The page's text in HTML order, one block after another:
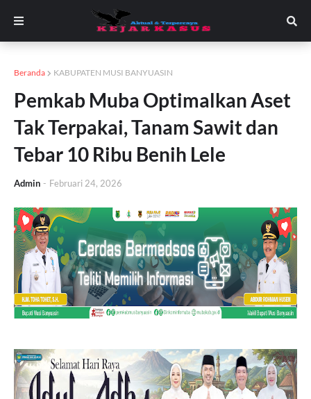
Beranda KABUPATEN MUSI BANYUASIN
Pemkab Muba Optimalkan Aset
Tak Terpakai, Tanam Sawit dan
Tebar 10 Ribu Benih Lele
Admin - Februari 24, 2026